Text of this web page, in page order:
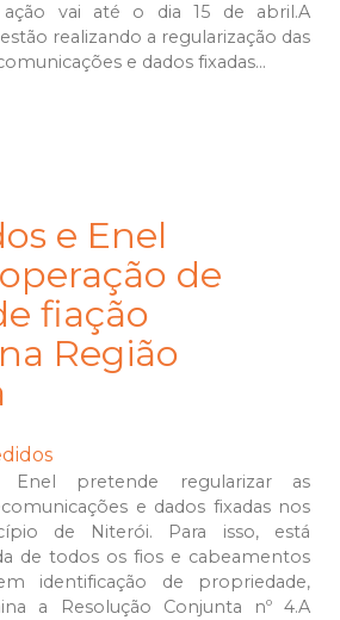
vai até o dia 15 de abril.A
realizando a regularização das
e dados fixadas...
e Enel
de
fiação
Região
Enel pretende regularizar as
e dados fixadas nos
de Niterói. Para isso, está
de todos os fios e cabeamentos
identificação de propriedade,
a Resolução Conjunta nº 4.A